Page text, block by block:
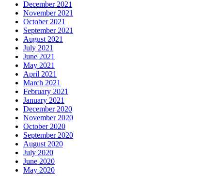
December 2021
November 2021
October 2021
September 2021
August 2021
July 2021
June 2021
May 2021
April 2021
March 2021
February 2021
January 2021
December 2020
November 2020
October 2020
September 2020
August 2020
July 2020
June 2020
May 2020